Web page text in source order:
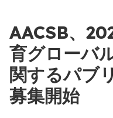
AACSB、
育グローバ
関するパブ
募集開始